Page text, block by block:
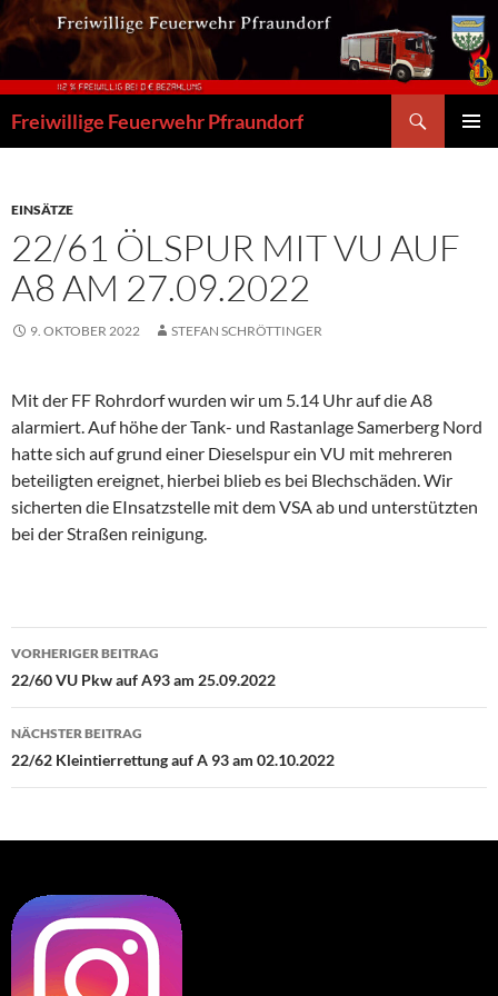
Zum
Inhalt
springen
Freiwillige Feuerwehr Pfraundorf
EINSÄTZE
22/61 ÖLSPUR MIT VU AUF
A8 AM 27.09.2022
9. OKTOBER 2022 STEFAN SCHRÖTTINGER
Mit der FF Rohrdorf wurden wir um 5.14 Uhr auf die A8
alarmiert. Auf höhe der Tank- und Rastanlage Samerberg Nord
hatte sich auf grund einer Dieselspur ein VU mit mehreren
beteiligten ereignet, hierbei blieb es bei Blechschäden. Wir
sicherten die EInsatzstelle mit dem VSA ab und unterstützten
bei der Straßen reinigung.
Beitragsnavigation
VORHERIGER BEITRAG
22/60 VU Pkw auf A93 am 25.09.2022
NÄCHSTER BEITRAG
22/62 Kleintierrettung auf A 93 am 02.10.2022